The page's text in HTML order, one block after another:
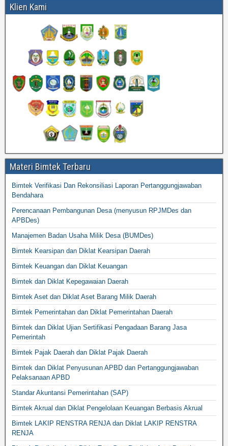
Klien Kami
Materi Bimtek Terbaru
Bimtek Verifikasi Dan Rekonsiliasi Laporan Pertanggungjawaban
Bendahara
Perencanaan Pembangunan Desa (menyusun RPJMDes dan
APBDes)
Manajemen Badan Usaha Milik Desa (BUMDes)
Bimtek Kearsipan dan Diklat Kearsipan Daerah
Bimtek Keuangan dan Diklat Keuangan
Bimtek dan Diklat Kepegawaian Daerah
Bimtek Aset dan Diklat Aset Barang Milik Daerah
Bimtek Pemerintahan dan Diklat Pemerintahan Daerah
Bimtek dan Diklat Ujian Sertifikasi Pengadaan Barang Jasa
Pemerintah
Bimtek Pajak Daerah dan Diklat Pajak Daerah
Bimtek dan Diklat Penyusunan APBD dan Pertanggungjawaban
Pelaksanaan APBD
Standar Akuntansi Pemerintahan (SAP)
Bimtek Akrual dan Diklat Pengelolaan Keuangan Berbasis Akrual
Bimtek LAKIP RENSTRA RENJA dan Diklat LAKIP RENSTRA
RENJA